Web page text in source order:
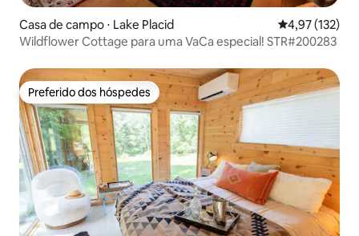
Casa de campo ⋅ Lake Placid 4,97 de uma
4,97 (132)
Wildflower Cottage para uma VaCa especial! STR#200283
Preferido dos hóspedes
Preferido dos hóspedes